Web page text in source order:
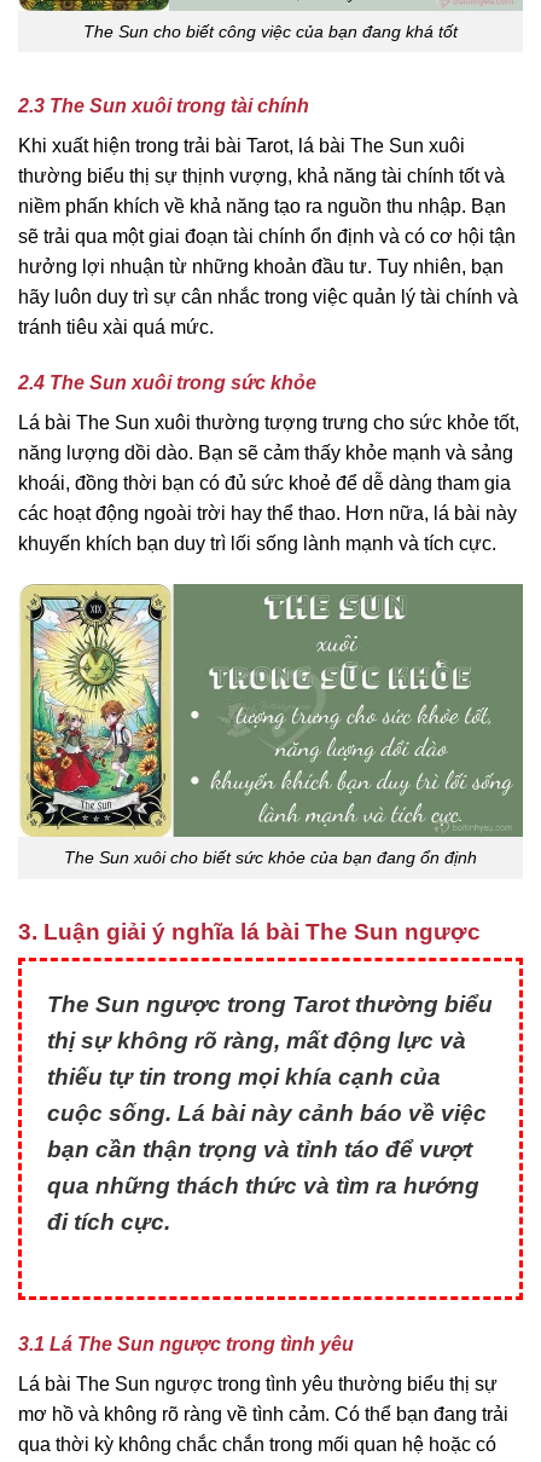
The Sun cho biết công việc của bạn đang khá tốt
2.3 The Sun xuôi trong tài chính
Khi xuất hiện trong trải bài Tarot, lá bài The Sun xuôi
thường biểu thị sự thịnh vượng, khả năng tài chính tốt và
niềm phấn khích về khả năng tạo ra nguồn thu nhập. Bạn
sẽ trải qua một giai đoạn tài chính ổn định và có cơ hội tận
hưởng lợi nhuận từ những khoản đầu tư. Tuy nhiên, bạn
hãy luôn duy trì sự cân nhắc trong việc quản lý tài chính và
tránh tiêu xài quá mức.
2.4 The Sun xuôi trong sức khỏe
Lá bài The Sun xuôi thường tượng trưng cho sức khỏe tốt,
năng lượng dồi dào. Bạn sẽ cảm thấy khỏe mạnh và sảng
khoái, đồng thời bạn có đủ sức khoẻ để dễ dàng tham gia
các hoạt động ngoài trời hay thể thao. Hơn nữa, lá bài này
khuyến khích bạn duy trì lối sống lành mạnh và tích cực.
The Sun xuôi cho biết sức khỏe của bạn đang ổn định
3. Luận giải ý nghĩa lá bài The Sun ngược
The Sun ngược trong Tarot thường biểu
thị sự không rõ ràng, mất động lực và
thiếu tự tin trong mọi khía cạnh của
cuộc sống. Lá bài này cảnh báo về việc
bạn cần thận trọng và tỉnh táo để vượt
qua những thách thức và tìm ra hướng
đi tích cực.
3.1 Lá The Sun ngược trong tình yêu
Lá bài The Sun ngược trong tình yêu thường biểu thị sự
mơ hồ và không rõ ràng về tình cảm. Có thể bạn đang trải
qua thời kỳ không chắc chắn trong mối quan hệ hoặc có